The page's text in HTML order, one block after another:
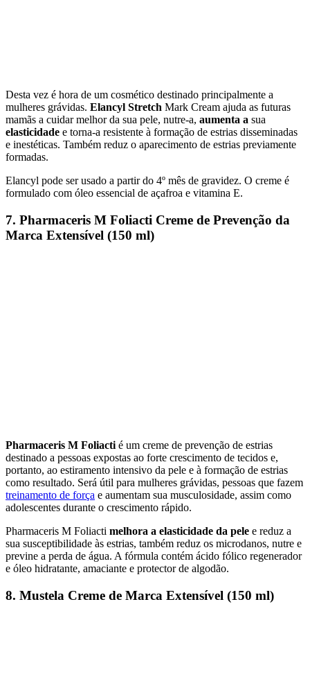
Desta vez é hora de um cosmético destinado principalmente a
mulheres grávidas. Elancyl Stretch Mark Cream ajuda as futuras
mamãs a cuidar melhor da sua pele, nutre-a, aumenta a sua
elasticidade e torna-a resistente à formação de estrias disseminadas
e inestéticas. Também reduz o aparecimento de estrias previamente
formadas.
Elancyl pode ser usado a partir do 4º mês de gravidez. O creme é
formulado com óleo essencial de açafroa e vitamina E.
7. Pharmaceris M Foliacti Creme de Prevenção da
Marca Extensível (150 ml)
Pharmaceris M Foliacti é um creme de prevenção de estrias
destinado a pessoas expostas ao forte crescimento de tecidos e,
portanto, ao estiramento intensivo da pele e à formação de estrias
como resultado. Será útil para mulheres grávidas, pessoas que fazem
treinamento de força e aumentam sua musculosidade, assim como
adolescentes durante o crescimento rápido.
Pharmaceris M Foliacti melhora a elasticidade da pele e reduz a
sua susceptibilidade às estrias, também reduz os microdanos, nutre e
previne a perda de água. A fórmula contém ácido fólico regenerador
e óleo hidratante, amaciante e protector de algodão.
8. Mustela Creme de Marca Extensível (150 ml)